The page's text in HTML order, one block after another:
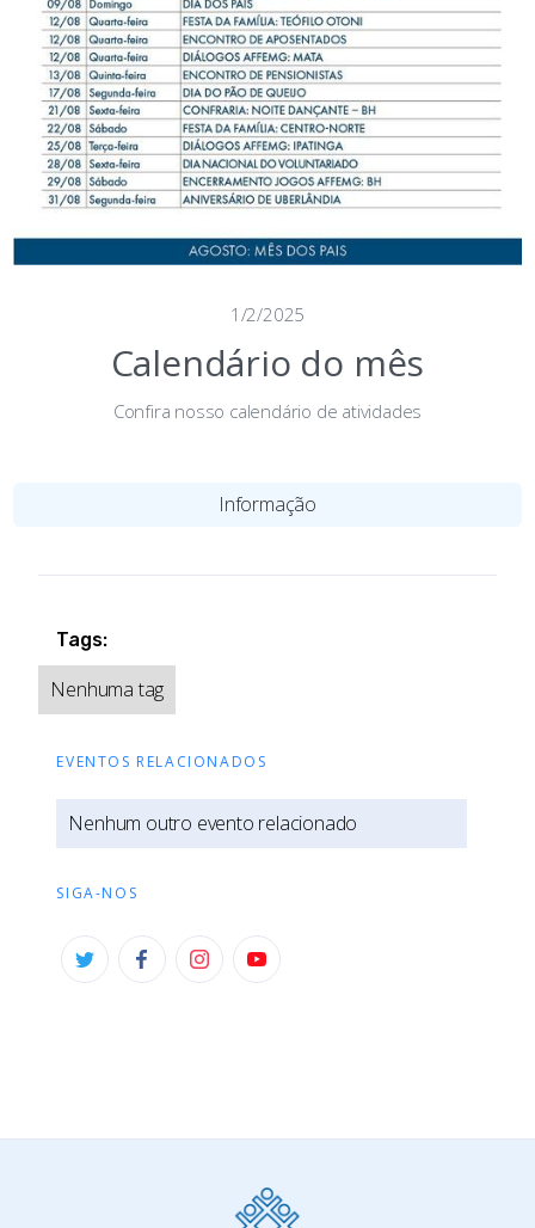
1/2/2025
Calendário do mês
Confira nosso calendário de atividades
Informação
Tags:
Nenhuma tag
EVENTOS RELACIONADOS
Nenhum outro evento relacionado
SIGA-NOS